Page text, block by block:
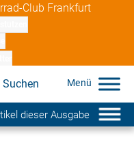
Club Frankfurt
Suchen
dieser Ausgabe